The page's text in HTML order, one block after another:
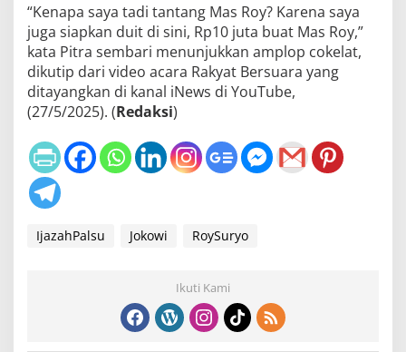
“Kenapa saya tadi tantang Mas Roy? Karena saya
juga siapkan duit di sini, Rp10 juta buat Mas Roy,”
kata Pitra sembari menunjukkan amplop cokelat,
dikutip dari video acara Rakyat Bersuara yang
ditayangkan di kanal iNews di YouTube,
(27/5/2025). (Redaksi)
IjazahPalsu Jokowi RoySuryo
Ikuti Kami